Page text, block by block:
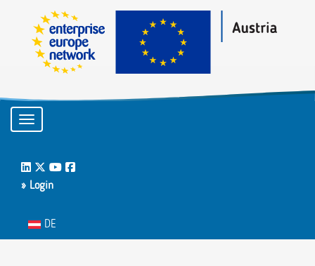
Toggle navigation
LinkedIn
Twitter
Youtube
Facebook
» Login
Sprache auswählen
DE